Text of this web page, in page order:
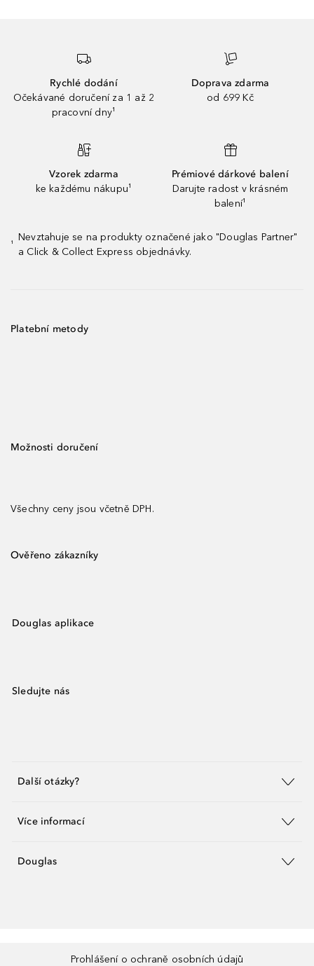
Rychlé dodání
Očekávané doručení za 1 až 2
pracovní dny¹
Doprava zdarma
od 699 Kč
Vzorek zdarma
ke každému nákupu¹
Prémiové dárkové balení
Darujte radost v krásném
balení¹
¹
Nevztahuje se na produkty označené jako "Douglas Partner"
a Click & Collect Express objednávky.
Platební metody
Možnosti doručení
Všechny ceny jsou včetně DPH.
Ověřeno zákazníky
Douglas aplikace
Sledujte nás
Další otázky?
Více informací
Douglas
Prohlášení o ochraně osobních údajů